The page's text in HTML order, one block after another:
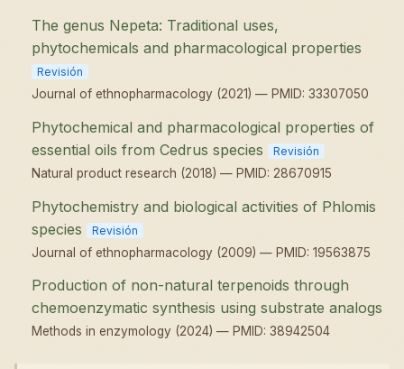
The genus Nepeta: Traditional uses,
phytochemicals and pharmacological properties
Revisión
Journal of ethnopharmacology (2021) — PMID: 33307050
Phytochemical and pharmacological properties of
essential oils from Cedrus species
Revisión
Natural product research (2018) — PMID: 28670915
Phytochemistry and biological activities of Phlomis
species
Revisión
Journal of ethnopharmacology (2009) — PMID: 19563875
Production of non-natural terpenoids through
chemoenzymatic synthesis using substrate analogs
Methods in enzymology (2024) — PMID: 38942504